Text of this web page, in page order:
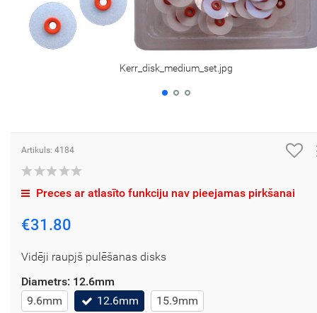
Kerr_disk_medium_set.jpg
Artikuls: 4184
Preces ar atlasīto funkciju nav pieejamas pirkšanai
€31.80
Vidēji raupjš pulēšanas disks
Diametrs: 12.6mm
9.6mm
12.6mm 15.9mm